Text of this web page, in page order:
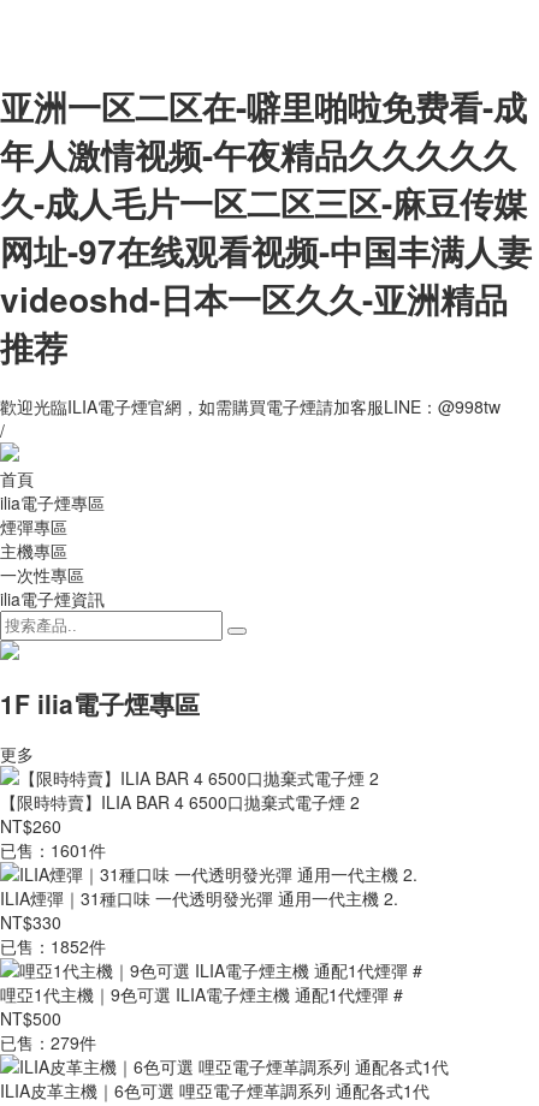
亚洲一区二区在-噼里啪啦免费看-成
年人激情视频-午夜精品久久久久久
久-成人毛片一区二区三区-麻豆传媒
网址-97在线观看视频-中国丰满人妻
videoshd-日本一区久久-亚洲精品
推荐
歡迎光臨ILIA電子煙官網，如需購買電子煙請加客服LINE：@998tw
/
首頁
ilia電子煙專區
煙彈專區
主機專區
一次性專區
ilia電子煙資訊
1F ilia電子煙專區
更多
【限時特賣】ILIA BAR 4 6500口拋棄式電子煙 2
NT$260
已售：1601件
ILIA煙彈｜31種口味 一代透明發光彈 通用一代主機 2.
NT$330
已售：1852件
哩亞1代主機｜9色可選 ILIA電子煙主機 通配1代煙彈 #
NT$500
已售：279件
ILIA皮革主機｜6色可選 哩亞電子煙革調系列 通配各式1代